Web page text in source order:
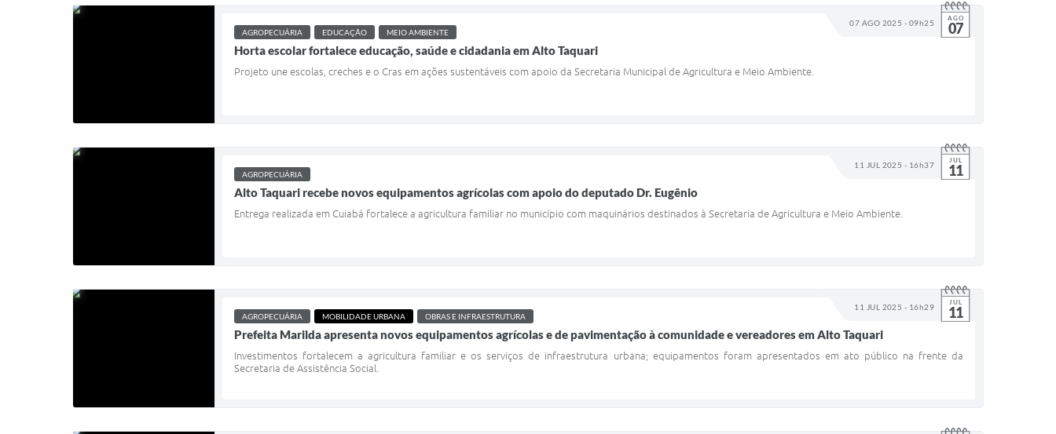
07 AGO 2025 - 09h25 AGO
07
AGROPECUÁRIA EDUCAÇÃO MEIO AMBIENTE
Horta escolar fortalece educação, saúde e cidadania em Alto Taquari
Projeto une escolas, creches e o Cras em ações sustentáveis com apoio da Secretaria Municipal de Agricultura e Meio Ambiente.
11 JUL 2025 - 16h37 JUL
11
AGROPECUÁRIA
Alto Taquari recebe novos equipamentos agrícolas com apoio do deputado Dr. Eugênio
Entrega realizada em Cuiabá fortalece a agricultura familiar no município com maquinários destinados à Secretaria de Agricultura e Meio Ambiente.
11 JUL 2025 - 16h29 JUL
11
AGROPECUÁRIA MOBILIDADE URBANA OBRAS E INFRAESTRUTURA
Prefeita Marilda apresenta novos equipamentos agrícolas e de pavimentação à comunidade e vereadores em Alto Taquari
Investimentos fortalecem a agricultura familiar e os serviços de infraestrutura urbana; equipamentos foram apresentados em ato público na frente da
Secretaria de Assistência Social.